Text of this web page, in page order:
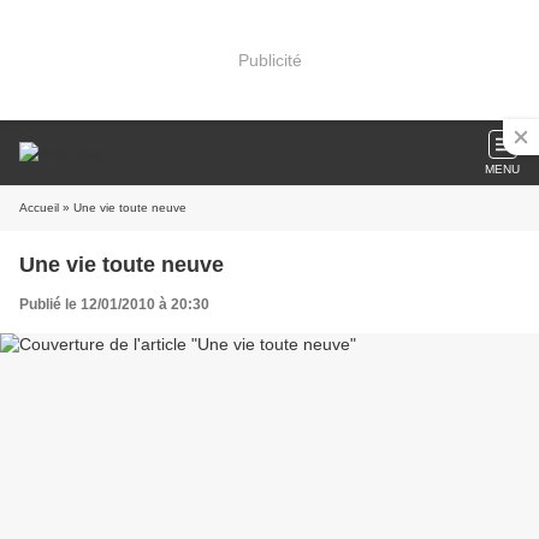
Publicité
MENU
Accueil » Une vie toute neuve
Une vie toute neuve
Publié le 12/01/2010 à 20:30